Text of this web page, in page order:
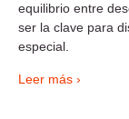
equilibrio entre
ser la clave para
especial.
Leer más ›